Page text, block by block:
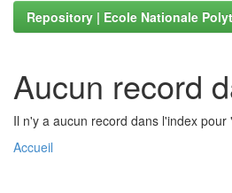
Repository | Ecole Nationale
Aucun record
Il n'y a aucun record dans l'index pour
Accueil